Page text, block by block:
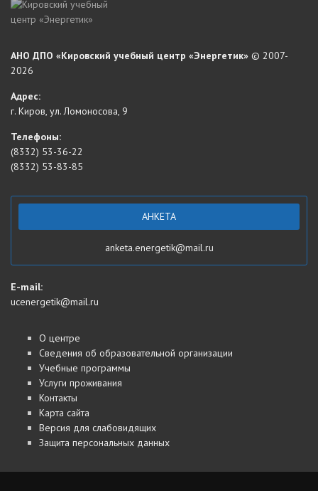
АНО ДПО «Кировский учебный центр «Энергетик» © 2007-
2026
Адрес:
г. Киров, ул. Ломоносова, 9
Телефоны:
(8332) 53-36-22
(8332) 53-83-85
АНКЕТА
anketa.energetik@mail.ru
E-mail:
ucenergetik@mail.ru
О центре
Сведения об образовательной организации
Учебные программы
Услуги проживания
Контакты
Карта сайта
Версия для слабовидящих
Защита персональных данных